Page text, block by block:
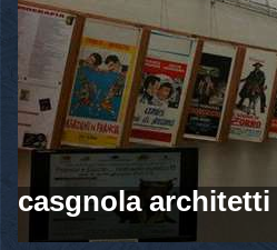
casgnola architetti